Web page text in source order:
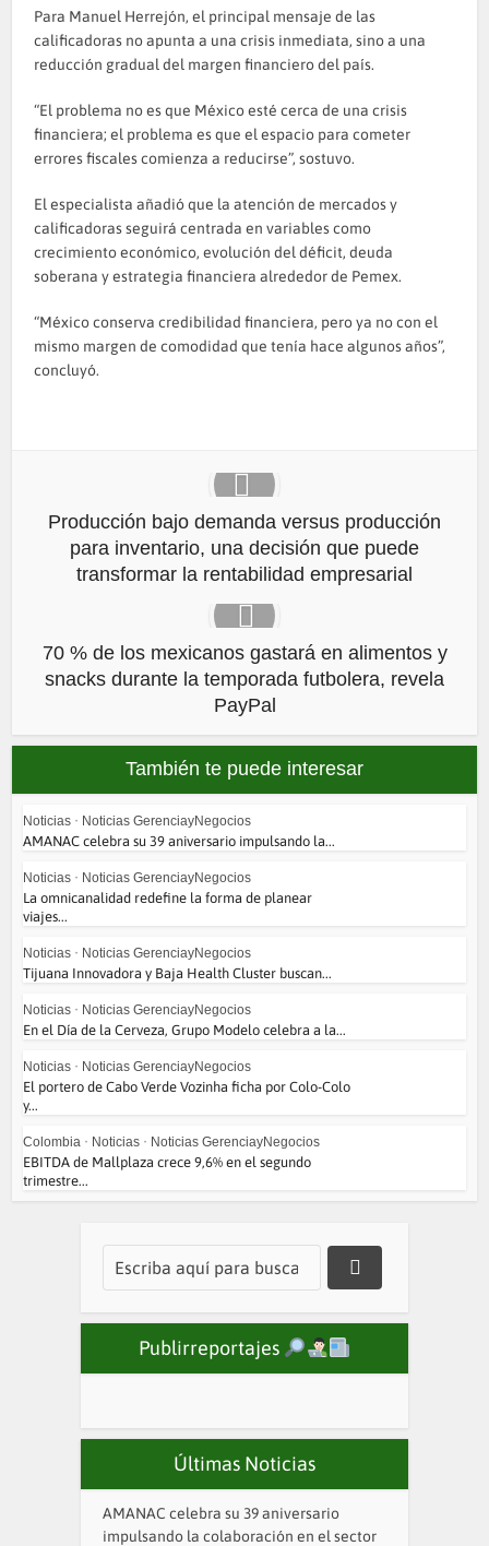
Para Manuel Herrejón, el principal mensaje de las
calificadoras no apunta a una crisis inmediata, sino a una
reducción gradual del margen financiero del país.
“El problema no es que México esté cerca de una crisis
financiera; el problema es que el espacio para cometer
errores fiscales comienza a reducirse”, sostuvo.
El especialista añadió que la atención de mercados y
calificadoras seguirá centrada en variables como
crecimiento económico, evolución del déficit, deuda
soberana y estrategia financiera alrededor de Pemex.
“México conserva credibilidad financiera, pero ya no con el
mismo margen de comodidad que tenía hace algunos años”,
concluyó.
Producción bajo demanda versus producción
para inventario, una decisión que puede
transformar la rentabilidad empresarial
70 % de los mexicanos gastará en alimentos y
snacks durante la temporada futbolera, revela
PayPal
También te puede interesar
Noticias • Noticias GerenciayNegocios
AMANAC celebra su 39 aniversario impulsando la...
Noticias • Noticias GerenciayNegocios
La omnicanalidad redefine la forma de planear
viajes...
Noticias • Noticias GerenciayNegocios
Tijuana Innovadora y Baja Health Cluster buscan...
Noticias • Noticias GerenciayNegocios
En el Día de la Cerveza, Grupo Modelo celebra a la...
Noticias • Noticias GerenciayNegocios
El portero de Cabo Verde Vozinha ficha por Colo-Colo
y...
Colombia • Noticias • Noticias GerenciayNegocios
EBITDA de Mallplaza crece 9,6% en el segundo
trimestre...
Publirreportajes
Últimas Noticias
AMANAC celebra su 39 aniversario
impulsando la colaboración en el sector